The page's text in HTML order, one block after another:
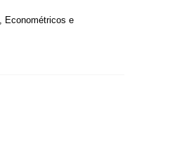
Econométricos e